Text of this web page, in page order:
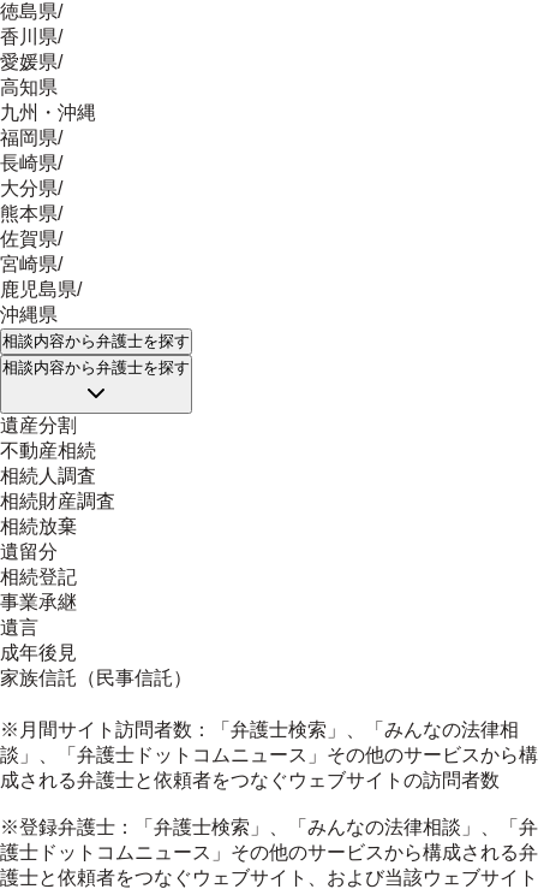
徳島県/
香川県/
愛媛県/
高知県
九州・沖縄
福岡県/
長崎県/
大分県/
熊本県/
佐賀県/
宮崎県/
鹿児島県/
沖縄県
相談内容から弁護士を探す
相談内容から弁護士を探す
遺産分割
不動産相続
相続人調査
相続財産調査
相続放棄
遺留分
相続登記
事業承継
遺言
成年後見
家族信託（民事信託）
※月間サイト訪問者数：「弁護士検索」、「みんなの法律相
談」、「弁護士ドットコムニュース」その他のサービスから構
成される弁護士と依頼者をつなぐウェブサイトの訪問者数
※登録弁護士：「弁護士検索」、「みんなの法律相談」、「弁
護士ドットコムニュース」その他のサービスから構成される弁
護士と依頼者をつなぐウェブサイト、および当該ウェブサイト